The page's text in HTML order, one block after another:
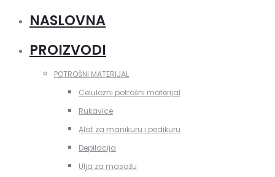
NASLOVNA
PROIZVODI
POTROŠNI MATERIJAL
Celulozni potrošni materijal
Rukavice
Alat za manikuru i pedikuru
Depilacija
Ulja za masažu